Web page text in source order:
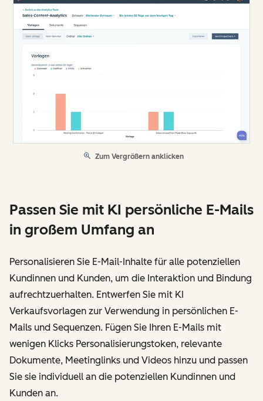
Zum Vergrößern anklicken
Passen Sie mit KI persönliche E-Mails
in großem Umfang an
Personalisieren Sie E-Mail-Inhalte für alle potenziellen
Kundinnen und Kunden, um die Interaktion und Bindung
aufrechtzuerhalten. Entwerfen Sie mit KI
Verkaufsvorlagen zur Verwendung in persönlichen E-
Mails und Sequenzen. Fügen Sie Ihren E-Mails mit
wenigen Klicks Personalisierungstoken, relevante
Dokumente, Meetinglinks und Videos hinzu und passen
Sie sie individuell an die potenziellen Kundinnen und
Kunden an.